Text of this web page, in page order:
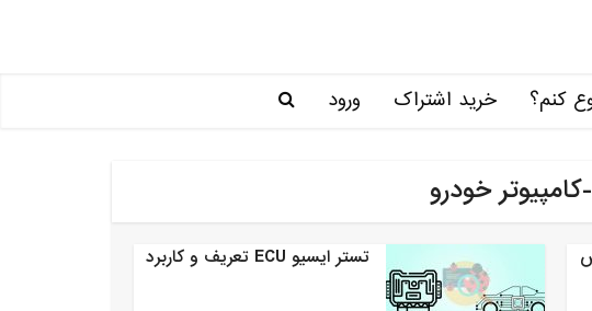
کنم؟ خرید اشتراک ورود
خودرو
تستر ایسیو ECU تعریف و کاربرد